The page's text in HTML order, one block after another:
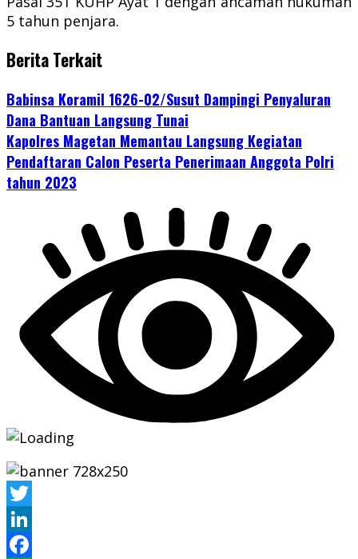
5 tahun penjara.
Berita Terkait
Babinsa Koramil 1626-02/Susut Dampingi Penyaluran
Dana Bantuan Langsung Tunai
Kapolres Magetan Memantau Langsung Kegiatan
Pendaftaran Calon Peserta Penerimaan Anggota Polri
tahun 2023
Twitter
LinkedIn